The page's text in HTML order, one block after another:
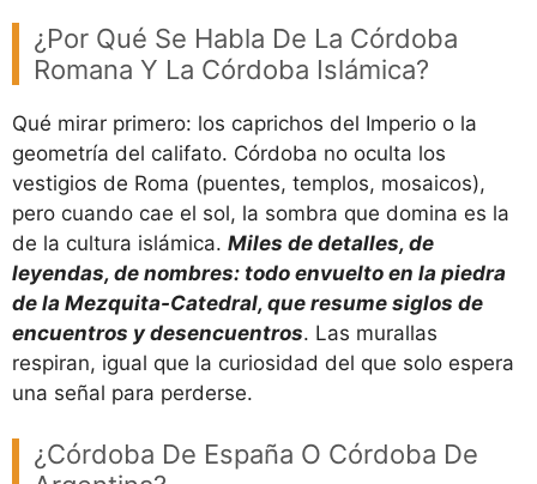
¿Por Qué Se Habla De La Córdoba
Romana Y La Córdoba Islámica?
Qué mirar primero: los caprichos del Imperio o la
geometría del califato. Córdoba no oculta los
vestigios de Roma (puentes, templos, mosaicos),
pero cuando cae el sol, la sombra que domina es la
de la cultura islámica. Miles de detalles, de
leyendas, de nombres: todo envuelto en la piedra
de la Mezquita-Catedral, que resume siglos de
encuentros y desencuentros. Las murallas
respiran, igual que la curiosidad del que solo espera
una señal para perderse.
¿Córdoba De España O Córdoba De